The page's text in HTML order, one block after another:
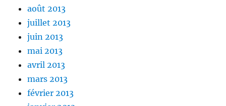
août 2013
juillet 2013
juin 2013
mai 2013
avril 2013
mars 2013
février 2013